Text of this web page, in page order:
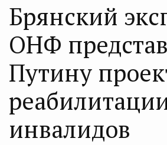
Брянский
ОНФ
Путину
инвалидов